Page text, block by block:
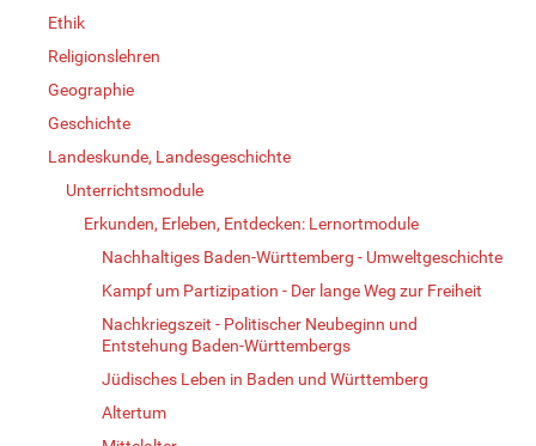
Ethik
Religionslehren
Geographie
Geschichte
Landeskunde, Landesgeschichte
Unterrichtsmodule
Erkunden, Erleben, Entdecken: Lernortmodule
Nachhaltiges Baden-Württemberg - Umweltgeschichte
Kampf um Partizipation - Der lange Weg zur Freiheit
Nachkriegszeit - Politischer Neubeginn und
Entstehung Baden-Württembergs
Jüdisches Leben in Baden und Württemberg
Altertum